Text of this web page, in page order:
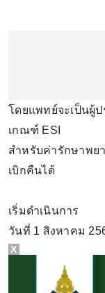
โดยแพทย์จะเป็นผู้
เกณฑ์ ESI
สำหรับค่ารักษาพย
เบิกคืนได้
เริ่มดำเนินการ
วันที่ 1 สิงหาคม
X